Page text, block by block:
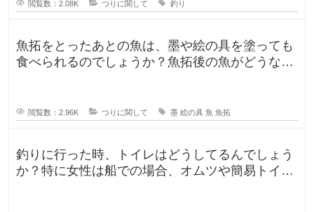
閲覧数：2.08K つりに関して 釣り
魚拓をとったあとの魚は、墨や絵の具を塗っても
食べられるのでしょうか？魚拓後の魚がどうなる
閲覧数：2.96K つりに関して 墨 絵の具 魚 魚拓
釣りに行った時、トイレはどうしてるんでしょう
か？特に女性は船での場合、オムツや簡易トイレ